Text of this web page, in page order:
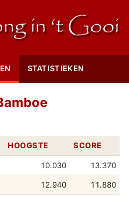
STATISTIEKEN
HOOGSTE SCORE
10.030 13.370
12.940 11.880